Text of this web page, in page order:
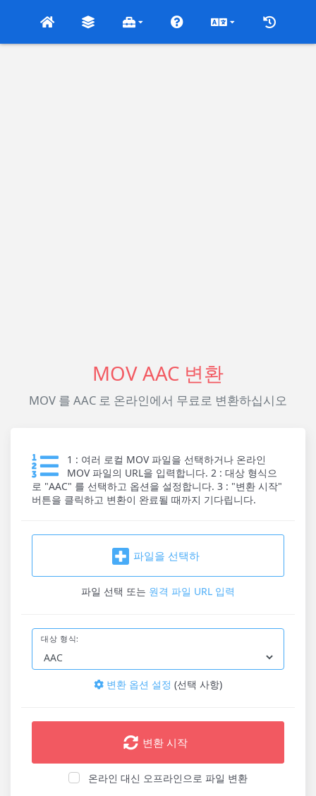
MOV AAC 변환
MOV 를 AAC 로 온라인에서 무료로 변환하십시오
1 : 여러 로컬 MOV 파일을 선택하거나 온라인
MOV 파일의 URL을 입력합니다. 2 : 대상 형식으
로 "AAC" 를 선택하고 옵션을 설정합니다. 3 : "변환 시작"
버튼을 클릭하고 변환이 완료될 때까지 기다립니다.
파일을 선택하
파일 선택 또는 원격 파일 URL 입력
대상 형식:
변환 옵션 설정 (선택 사항)
변환 시작
온라인 대신 오프라인으로 파일 변환